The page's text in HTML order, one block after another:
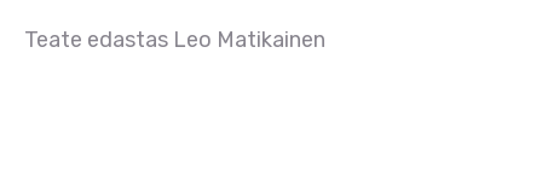
Teate edastas Leo Matikainen